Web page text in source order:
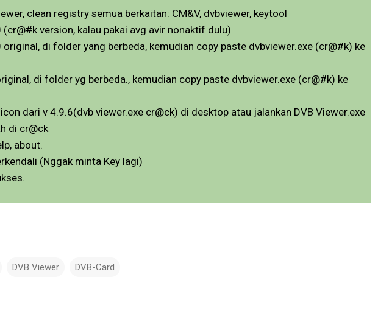
clean registry semua berkaitan: CM&V, dvbviewer, keytool
(cr@#k version, kalau pakai avg avir nonaktif dulu)
original, di folder yang berbeda, kemudian copy paste dvbviewer.exe (cr@#k) ke
di folder yg berbeda., kemudian copy paste dvbviewer.exe (cr@#k) ke
dari v 4.9.6(dvb viewer.exe cr@ck) di desktop atau jalankan DVB Viewer.exe
di cr@ck
about.
(Nggak minta Key lagi)
DVB Viewer DVB-Card